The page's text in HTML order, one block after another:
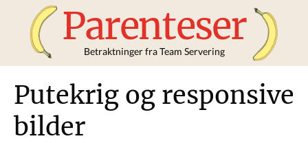
Parenteser
Betraktninger fra Team Servering
Putekrig og responsive
bilder